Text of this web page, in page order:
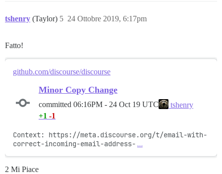
tshenry (Taylor) 24 Ottobre 2019, 6:17pm
5
Fatto!
github.com/discourse/discourse
Minor Copy Change
committed 06:16PM - 24 Oct 19 UTC
tshenry
+1 -1
Context: https://meta.discourse.org/t/email-with-
correct-incoming-email-address- …
2 Mi Piace